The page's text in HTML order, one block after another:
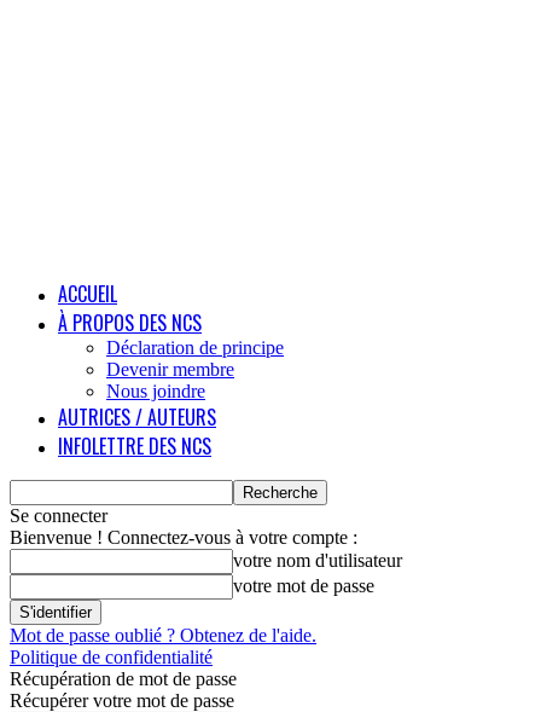
ACCUEIL
À PROPOS DES NCS
Déclaration de principe
Devenir membre
Nous joindre
AUTRICES / AUTEURS
INFOLETTRE DES NCS
Se connecter
Bienvenue ! Connectez-vous à votre compte :
votre nom d'utilisateur
votre mot de passe
Mot de passe oublié ? Obtenez de l'aide.
Politique de confidentialité
Récupération de mot de passe
Récupérer votre mot de passe